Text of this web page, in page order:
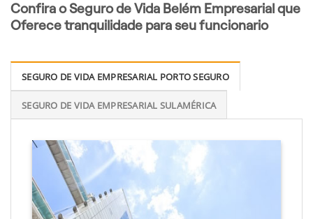
Confira o Seguro de Vida Belém Empresarial que
Oferece tranquilidade para seu funcionario
SEGURO DE VIDA EMPRESARIAL PORTO SEGURO
SEGURO DE VIDA EMPRESARIAL SULAMÉRICA